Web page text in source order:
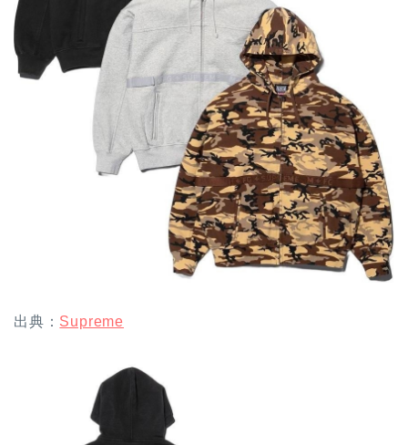
出典： Supreme